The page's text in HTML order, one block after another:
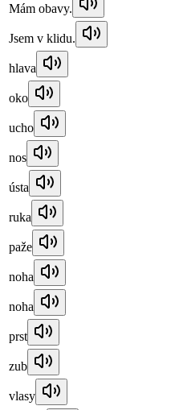
Mám obavy.
Jsem v klidu.
hlava
oko
ucho
nos
ústa
ruka
paže
noha
noha
prst
zub
vlasy